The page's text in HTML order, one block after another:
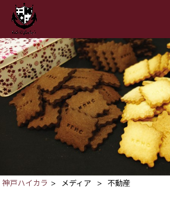
神戸ハイカラ > メディア > 不動産